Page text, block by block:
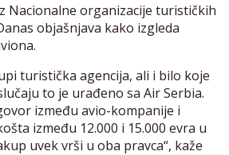
Nacionalne organizacije turističkih
objašnjava kako izgleda
turistička agencija, ali i bilo koje
to je urađeno sa Air Serbia.
između avio-kompanije i
između 12.000 i 15.000 evra u
uvek vrši u oba pravca“, kaže